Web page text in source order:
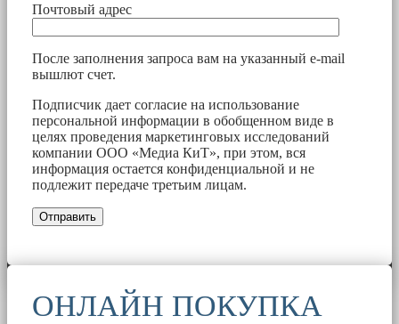
Почтовый адрес
После заполнения запроса вам на указанный e-mail
вышлют счет.
Подписчик дает согласие на использование
персональной информации в обобщенном виде в
целях проведения маркетинговых исследований
компании ООО «Медиа КиТ», при этом, вся
информация остается конфиденциальной и не
подлежит передаче третьим лицам.
ОНЛАЙН ПОКУПКА